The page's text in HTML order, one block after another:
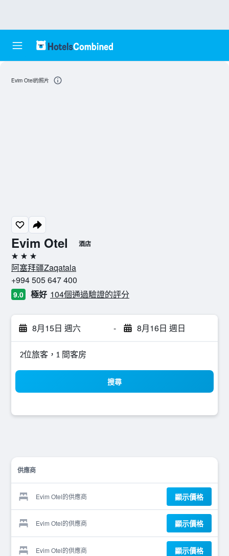
Evim Otel 酒店
3星級
阿塞拜疆Zaqatala
+994 505 647 400
9.0 極好 104個通過驗證的評分
8月15日 週六 - 8月16日 週日
2位旅客，1 間客房
搜尋
供應商
Evim Otel的供應商 顯示價格
Evim Otel的供應商 顯示價格
Evim Otel的供應商 顯示價格
Evim Otel的照片